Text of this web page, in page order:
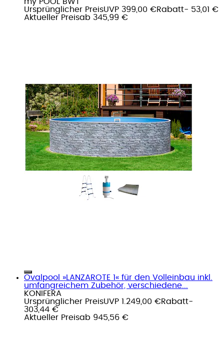
Ursprünglicher PreisUVP 399,00 €Rabatt- 53,01 €
Aktueller Preisab 345,99 €
Ovalpool »LANZAROTE 1« für den Volleinbau inkl.
umfangreichem Zubehör, verschiedene...
KONIFERA
Ursprünglicher PreisUVP 1.249,00 €Rabatt-
303,44 €
Aktueller Preisab 945,56 €